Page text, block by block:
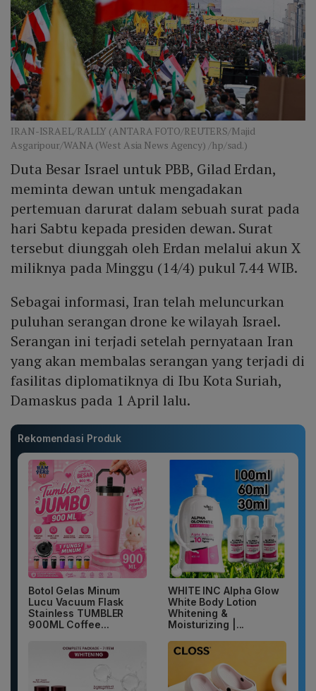
IRAN-ISRAEL/RALLY (ANTARA FOTO/REUTERS/Majid
Asgaripour/WANA (West Asia News Agency) /hp/sad.)
Duta Besar Israel untuk PBB, Gilad Erdan,
meminta dewan untuk mengadakan
pertemuan darurat dalam sebuah surat pada
hari Sabtu kepada presiden dewan. Surat
tersebut diunggah oleh Erdan melalui akun X
miliknya pada Minggu (14/4) pukul 7.44 WIB.
Sebagai informasi, Iran telah meluncurkan
puluhan serangan drone ke wilayah Israel.
Serangan ini terjadi setelah pernyataan Iran
yang akan membalas serangan yang terjadi di
fasilitas diplomatiknya di Ibu Kota Suriah,
Damaskus pada 1 April lalu.
Rekomendasi Produk
Botol Gelas Minum
Lucu Vacuum Flask
Stainless TUMBLER
900ML Coffee...
WHITE INC Alpha Glow
White Body Lotion
Whitening &
Moisturizing |...